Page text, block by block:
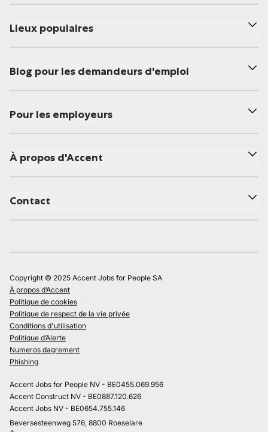
Lieux populaires
Blog pour les demandeurs d'emploi
Pour les employeurs
À propos d'Accent
Contact
Copyright © 2025 Accent Jobs for People SA
À propos d’Accent
Politique de cookies
Politique de respect de la vie privée
Conditions d'utilisation
Politique d’Alerte
Numeros dagrement
Phishing
Accent Jobs for People NV - BE0455.069.956
Accent Construct NV - BE0887.120.626
Accent Jobs NV - BE0654.755.146
Beversesteenweg 576, 8800 Roeselare